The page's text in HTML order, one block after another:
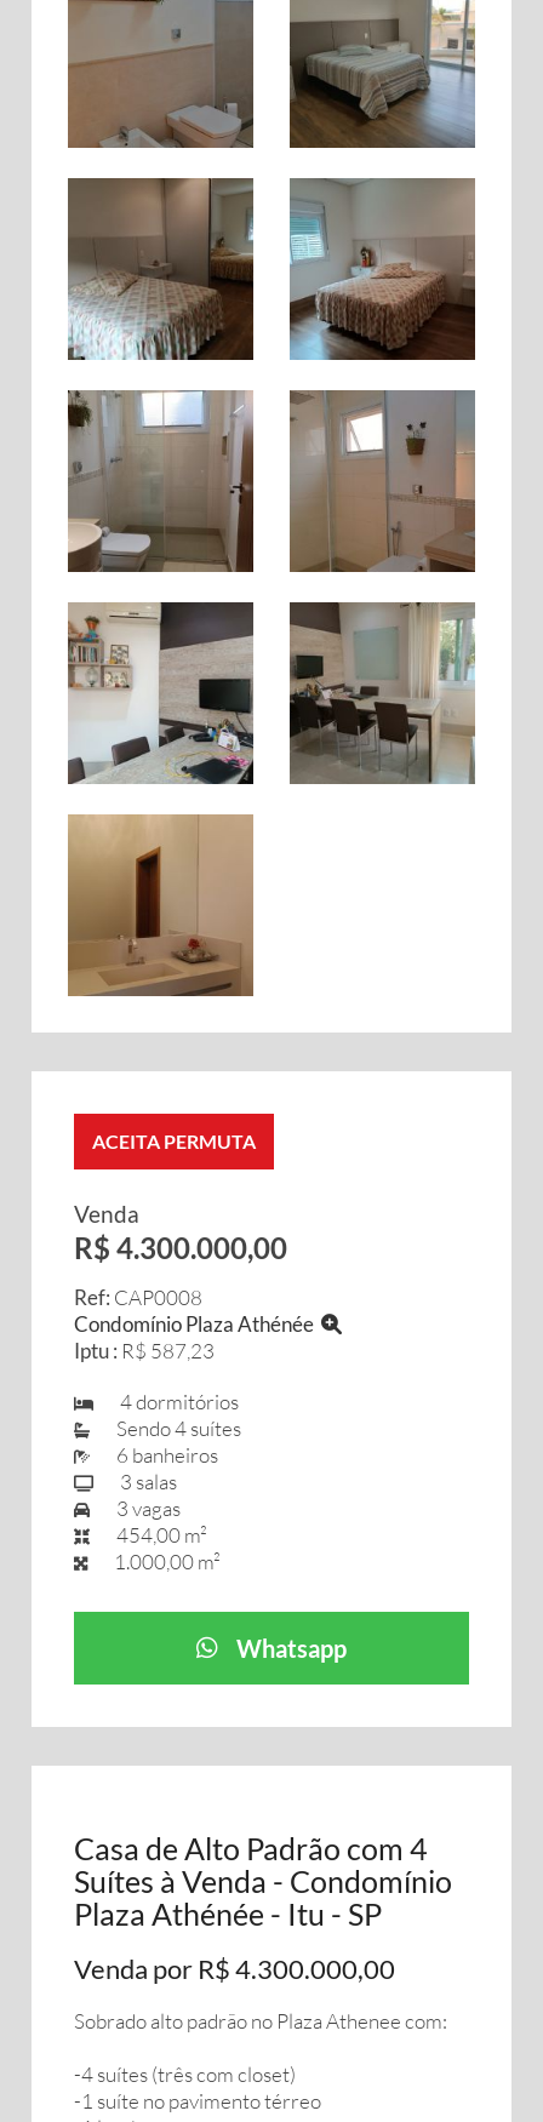
ACEITA PERMUTA
Venda
R$ 4.300.000,00
Ref: CAP0008
Condomínio Plaza Athénée
Iptu : R$ 587,23
4 dormitórios
Sendo 4 suítes
6 banheiros
3 salas
3 vagas
454,00 m²
1.000,00 m²
Whatsapp
Casa de Alto Padrão com 4
Suítes à Venda - Condomínio
Plaza Athénée - Itu - SP
Venda por R$ 4.300.000,00
Sobrado alto padrão no Plaza Athenee com:
-4 suítes (três com closet)
-1 suíte no pavimento térreo